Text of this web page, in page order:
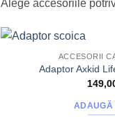
Alege accesoriile
ACCESORII
Adaptor Axkid
ADAUGĂ